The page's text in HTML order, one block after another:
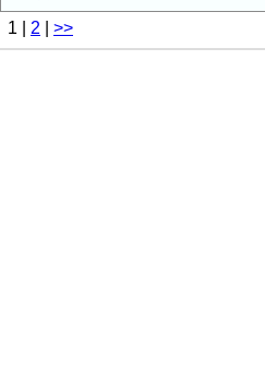
1
2 >>